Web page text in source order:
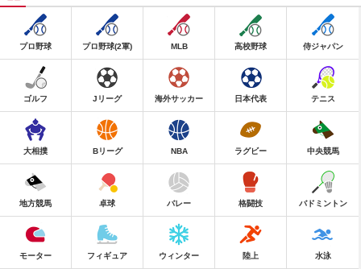
プロ野球 プロ野球(2軍) MLB 高校野球 侍ジャパン
ゴルフ Jリーグ 海外サッカー 日本代表 テニス
大相撲 Bリーグ NBA ラグビー 中央競馬
地方競馬 卓球 バレー 格闘技 バドミントン
モーター フィギュア ウィンター 陸上 水泳